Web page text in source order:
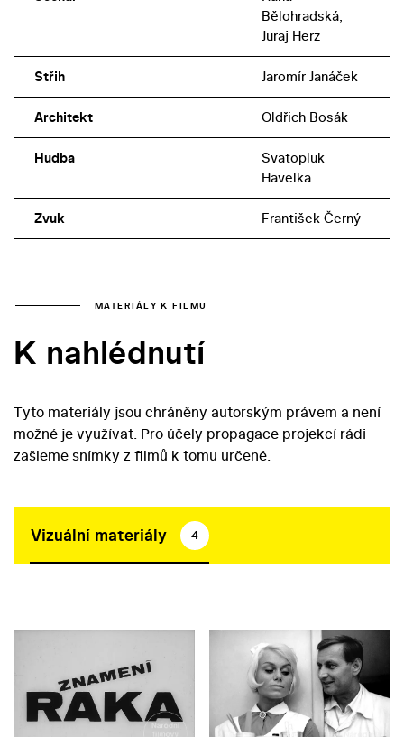
Bělohradská,
Juraj Herz
Střih Jaromír Janáček
Architekt Oldřich Bosák
Hudba
Svatopluk
Havelka
Zvuk František Černý
MATERIÁLY K FILMU
K nahlédnutí
Tyto materiály jsou chráněny autorským právem a není
možné je využívat. Pro účely propagace projekcí rádi
zašleme snímky z filmů k tomu určené.
Vizuální materiály 4